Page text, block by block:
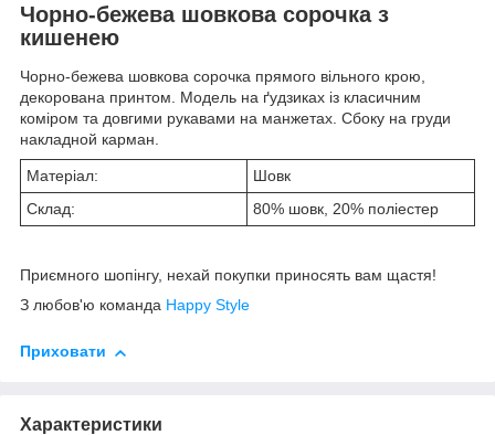
Чорно-бежева шовкова сорочка з
кишенею
Чорно-бежева шовкова сорочка прямого вільного крою,
декорована принтом. Модель на ґудзиках із класичним
коміром та довгими рукавами на манжетах. Сбоку на груди
накладной карман.
Матеріал:
Шовк
Склад:
80% шовк, 20% поліестер
Приємного шопінгу, нехай покупки приносять вам щастя!
З любов'ю команда Happy Style
Приховати
Характеристики